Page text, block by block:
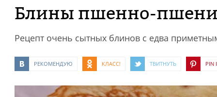
Блины пшенно-
Рецепт очень сытных блинов с едва
РЕКОМЕНДУЮ КЛАСС! ТВИТНУТЬ PIN